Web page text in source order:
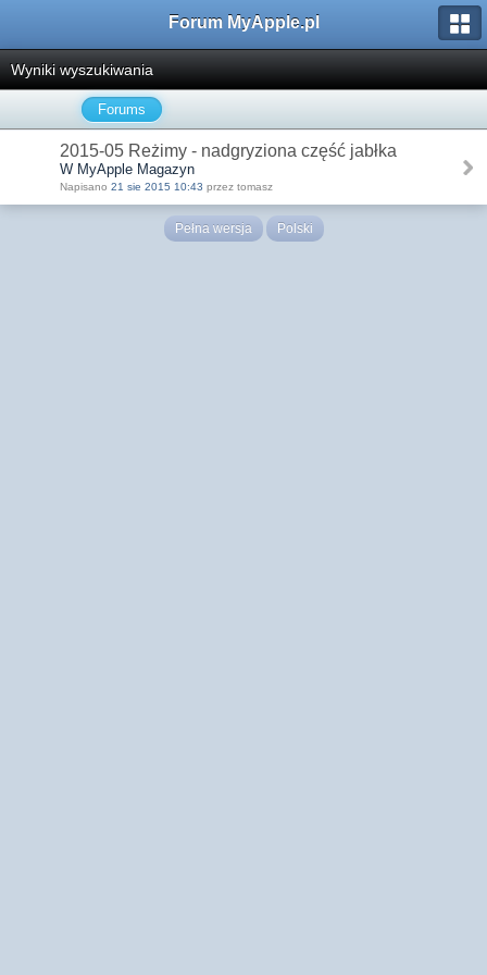
Forum MyApple.pl
Wyniki wyszukiwania
Forums
2015-05 Reżimy - nadgryziona część jabłka
W MyApple Magazyn
Napisano 21 sie 2015 10:43 przez tomasz
Pełna wersja Polski